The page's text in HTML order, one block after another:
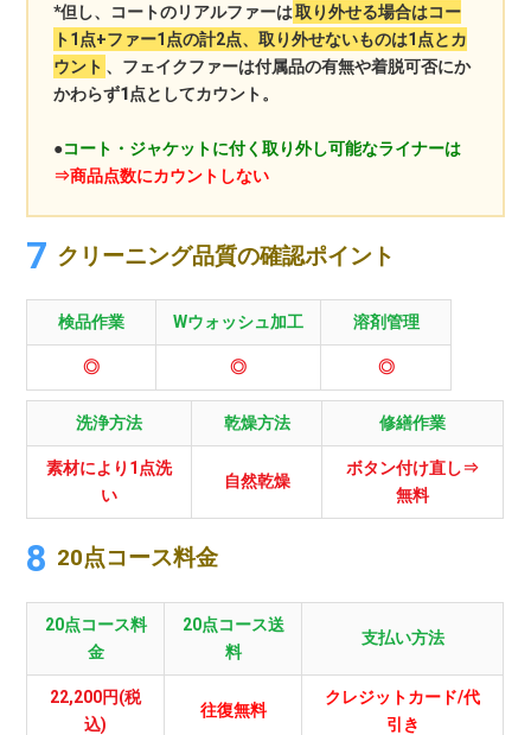
*但し、コートのリアルファーは取り外せる場合はコー
ト1点+ファー1点の計2点、取り外せないものは1点とカ
ウント 、 フェイクファーは付属品の有無や着脱可否にか
かわらず1点としてカウント。
●コート・ジャケットに付く取り外し可能なライナーは
⇒商品点数にカウントしない
クリーニング品質の確認ポイント
検品作業 Wウォッシュ加工 溶剤管理
◎ ◎ ◎
洗浄方法 乾燥方法 修繕作業
素材により1点洗
い
自然乾燥
ボタン付け直し⇒
無料
20点コース料金
20点コース料
金
20点コース送
料
支払い方法
22,200円(税
込)
往復無料
クレジットカード/代
引き